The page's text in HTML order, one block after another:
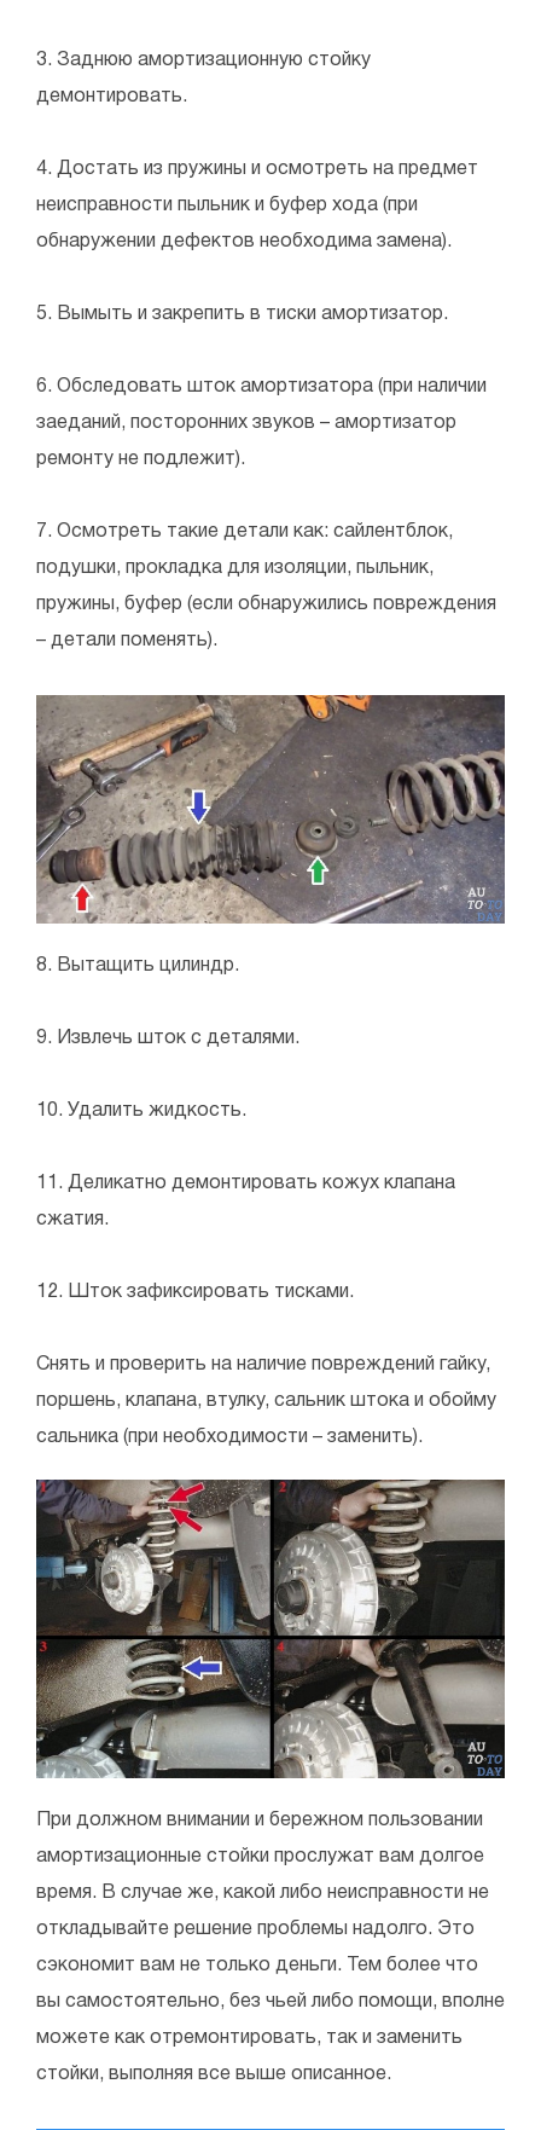
3. Заднюю амортизационную стойку
демонтировать.
4. Достать из пружины и осмотреть на предмет
неисправности пыльник и буфер хода (при
обнаружении дефектов необходима замена).
5. Вымыть и закрепить в тиски амортизатор.
6. Обследовать шток амортизатора (при наличии
заеданий, посторонних звуков – амортизатор
ремонту не подлежит).
7. Осмотреть такие детали как: сайлентблок,
подушки, прокладка для изоляции, пыльник,
пружины, буфер (если обнаружились повреждения
– детали поменять).
8. Вытащить цилиндр.
9. Извлечь шток с деталями.
10. Удалить жидкость.
11. Деликатно демонтировать кожух клапана
сжатия.
12. Шток зафиксировать тисками.
Снять и проверить на наличие повреждений гайку,
поршень, клапана, втулку, сальник штока и обойму
сальника (при необходимости – заменить).
При должном внимании и бережном пользовании
амортизационные стойки прослужат вам долгое
время. В случае же, какой либо неисправности не
откладывайте решение проблемы надолго. Это
сэкономит вам не только деньги. Тем более что
вы самостоятельно, без чьей либо помощи, вполне
можете как отремонтировать, так и заменить
стойки, выполняя все выше описанное.